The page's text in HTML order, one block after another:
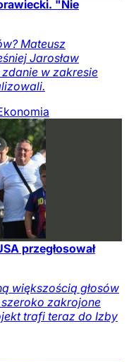
"Nie
Mateusz
Jarosław
w zakresie
przegłosował
większością głosów
szeroko zakrojone
trafi teraz do Izby